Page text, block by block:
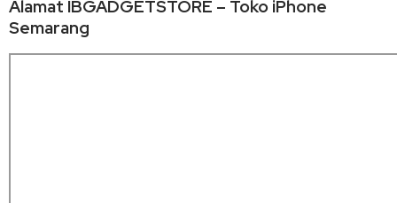
Alamat IBGADGETSTORE – Toko iPhone
Semarang